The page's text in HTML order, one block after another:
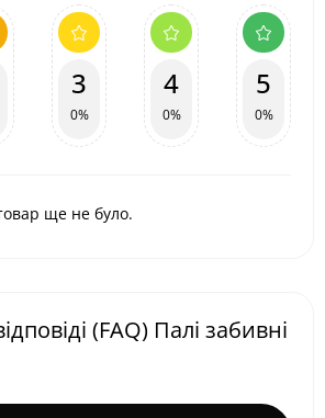
3
0%
4
0%
5
0%
ще не було.
(FAQ) Палі забивні